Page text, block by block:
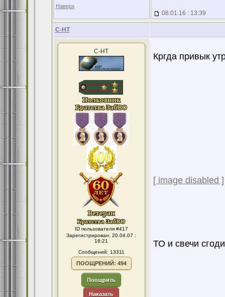
Наверх
08.01.16 : 13:39
С-НТ
С-НТ
ID пользователя #417
Зарегистрирован: 20.04.07 :
18:21
Сообщений: 13311
ПООЩРЕНИЙ: 494
Поощрить
Наказать
Кргда привык
[ image disabled ]
ТО и свечи